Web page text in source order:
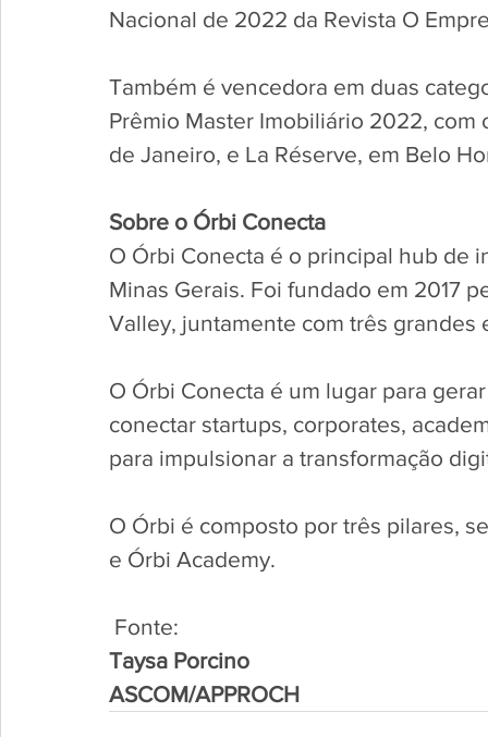
Nacional de 2022 da Revista O
Também é vencedora em duas
Prêmio Master Imobiliário 2022,
de Janeiro, e La Réserve, em Belo
Sobre o Órbi Conecta
O Órbi Conecta é o principal hub de
Minas Gerais. Foi fundado em 2017
Valley, juntamente com três grandes
O Órbi Conecta é um lugar para
conectar startups, corporates,
para impulsionar a transformação
O Órbi é composto por três pilares,
e Órbi Academy.
Fonte:
Taysa Porcino
ASCOM/APPROCH